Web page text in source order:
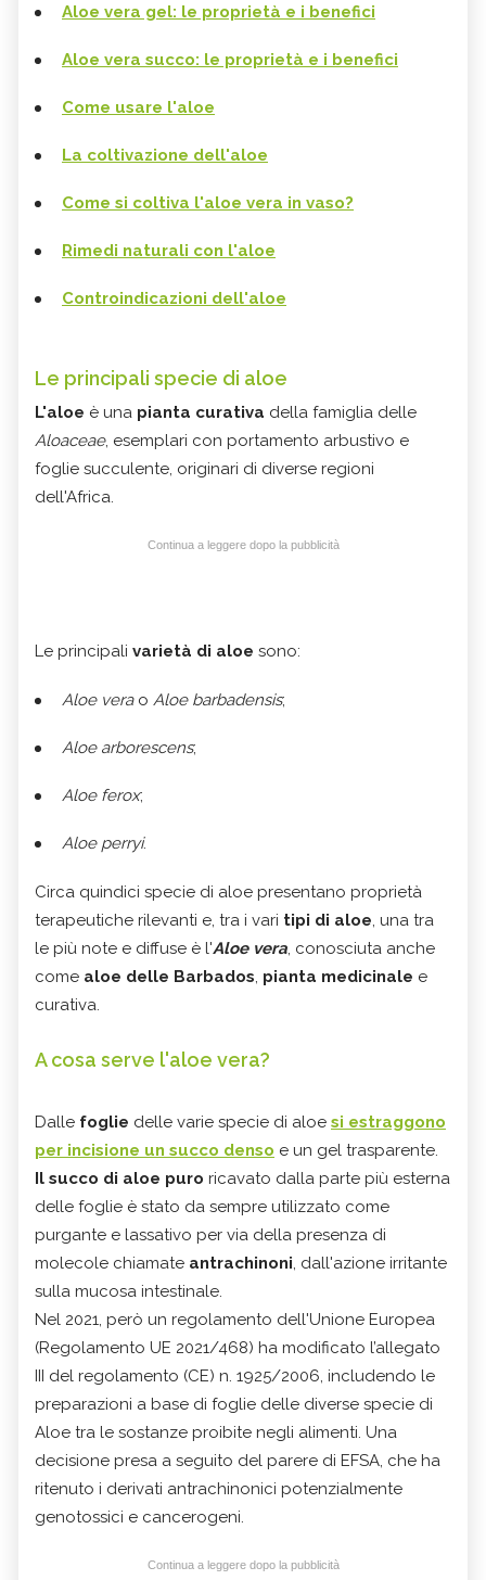
Aloe vera gel: le proprietà e i benefici
Aloe vera succo: le proprietà e i benefici
Come usare l'aloe
La coltivazione dell'aloe
Come si coltiva l'aloe vera in vaso?
Rimedi naturali con l'aloe
Controindicazioni dell'aloe
Le principali specie di aloe
L'aloe è una pianta curativa della famiglia delle
Aloaceae, esemplari con portamento arbustivo e
foglie succulente, originari di diverse regioni
dell'Africa.
Continua a leggere dopo la pubblicità
Le principali varietà di aloe sono:
Aloe verao Aloe barbadensis;
Aloe arborescens;
Aloe ferox;
Aloe perryi.
Circa quindici specie di aloe presentano proprietà
terapeutiche rilevanti e, tra i vari tipi di aloe, una tra
le più note e diffuse è l'Aloe vera, conosciuta anche
come aloe delle Barbados, pianta medicinale e
curativa.
A cosa serve l'aloe vera?
Dalle foglie delle varie specie di aloe si estraggono
per incisione un succo denso e un gel trasparente.
Il succo di aloe puro ricavato dalla parte più esterna
delle foglie è stato da sempre utilizzato come
purgante e lassativo per via della presenza di
molecole chiamate antrachinoni, dall'azione irritante
sulla mucosa intestinale.
Nel 2021, però un regolamento dell'Unione Europea
(Regolamento UE 2021/468) ha modificato l’allegato
III del regolamento (CE) n. 1925/2006, includendo le
preparazioni a base di foglie delle diverse specie di
Aloe tra le sostanze proibite negli alimenti. Una
decisione presa a seguito del parere di EFSA, che ha
ritenuto i derivati antrachinonici potenzialmente
genotossici e cancerogeni.
Continua a leggere dopo la pubblicità